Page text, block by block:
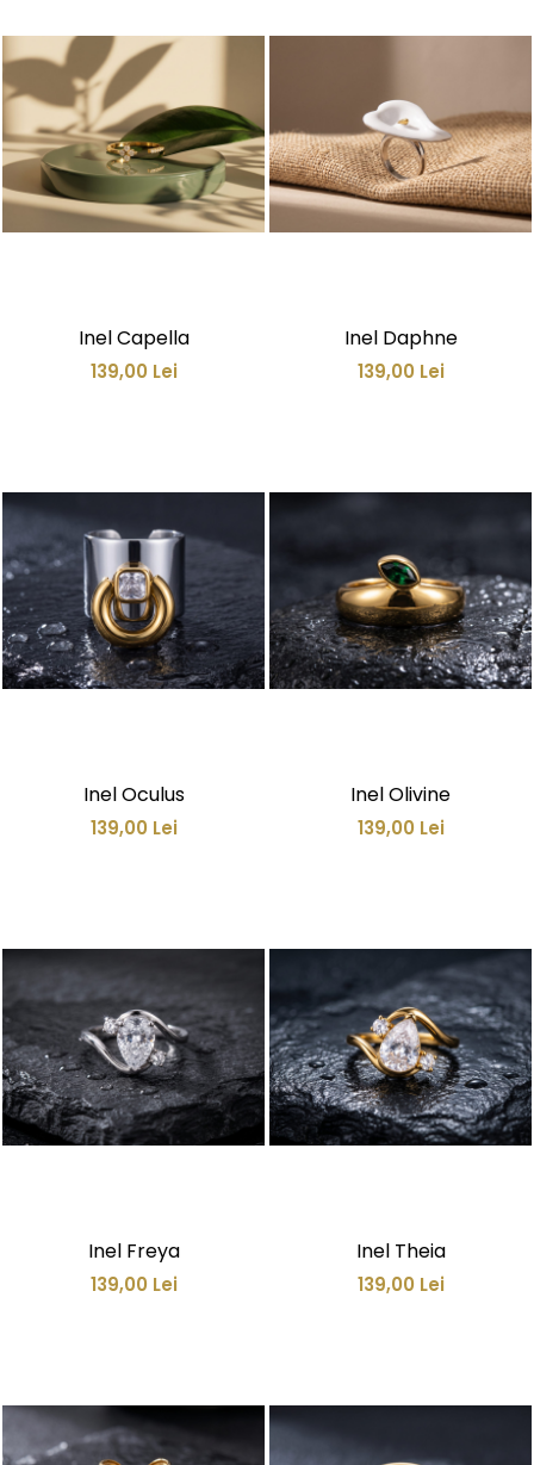
Inel Capella
139,00 Lei
Inel Daphne
139,00 Lei
Inel Oculus
139,00 Lei
Inel Olivine
139,00 Lei
Inel Freya
139,00 Lei
Inel Theia
139,00 Lei